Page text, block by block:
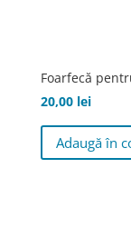
Foarfecă
20,00 lei
Adaugă în